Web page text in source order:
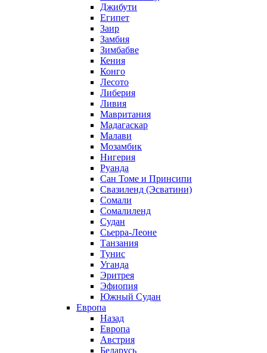
Джибути
Египет
Заир
Замбия
Зимбабве
Кения
Конго
Лесото
Либерия
Ливия
Мавритания
Мадагаскар
Малави
Мозамбик
Нигерия
Руанда
Сан Томе и Принсипи
Свазиленд (Эсватини)
Сомали
Сомалиленд
Судан
Сьерра-Леоне
Танзания
Тунис
Уганда
Эритрея
Эфиопия
Южный Судан
Европа
Назад
Европа
Австрия
Беларусь